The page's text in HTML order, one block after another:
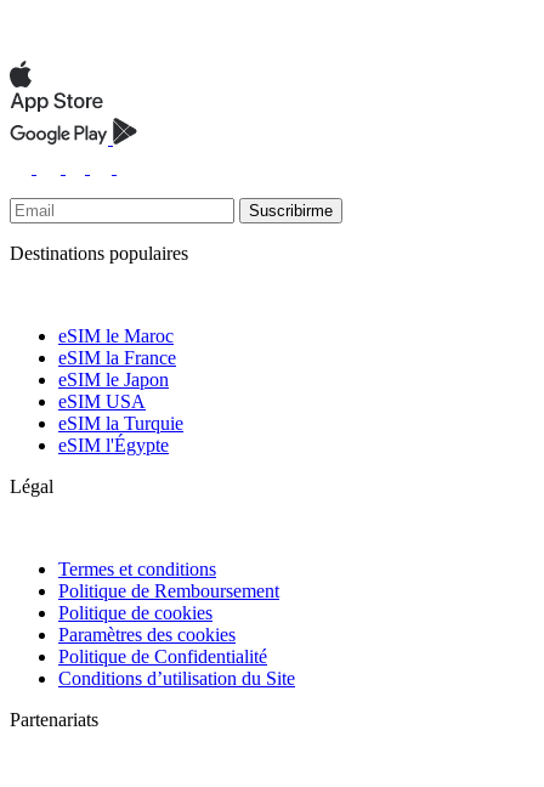
Suscribirme
Destinations populaires
eSIM le Maroc
eSIM la France
eSIM le Japon
eSIM USA
eSIM la Turquie
eSIM l'Égypte
Légal
Termes et conditions
Politique de Remboursement
Politique de cookies
Paramètres des cookies
Politique de Confidentialité
Conditions d’utilisation du Site
Partenariats